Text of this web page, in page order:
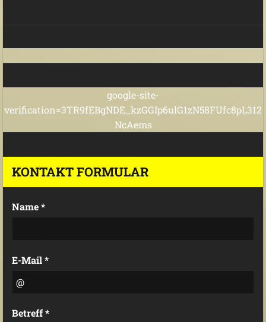
google-site-
verification=3TR9fEBgNDE_kzGGIp6ulG1zN58FUfc8pL312
NcAems
KONTAKT FORMULAR
Name *
E-Mail *
Betreff *